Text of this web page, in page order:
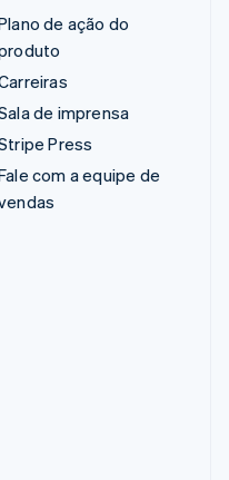
de ação do
de imprensa
Press
com a equipe de